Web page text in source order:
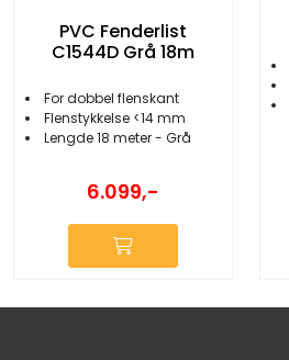
PVC Fenderlist
C1544D Grå 18m
For dobbel flenskant
Flenstykkelse <14 mm
Lengde 18 meter - Grå
6.099,-